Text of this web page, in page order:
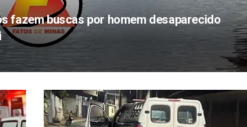
fazem buscas por homem desaparecido